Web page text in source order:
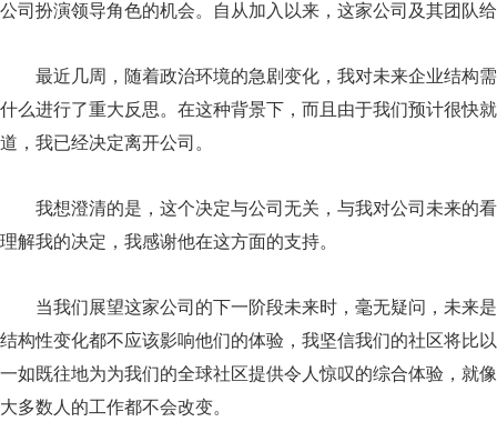
公司扮演领导角色的机会。自从加入以来，这家公司及其团队
最近几周，随着政治环境的急剧变化，我对未来企业结构
什么进行了重大反思。在这种背景下，而且由于我们预计很快
道，我已经决定离开公司。
我想澄清的是，这个决定与公司无关，与我对公司未来的
理解我的决定，我感谢他在这方面的支持。
当我们展望这家公司的下一阶段未来时，毫无疑问，未来
结构性变化都不应该影响他们的体验，我坚信我们的社区将比
一如既往地为为我们的全球社区提供令人惊叹的综合体验，就
大多数人的工作都不会改变。